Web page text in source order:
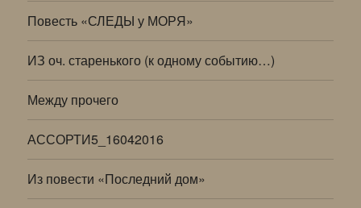
Повесть «СЛЕДЫ у МОРЯ»
ИЗ оч. старенького (к одному событию…)
Между прочего
АССОРТИ5_16042016
Из повести «Последний дом»